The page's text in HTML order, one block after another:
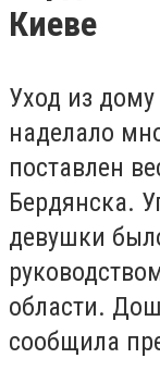
Киеве
Уход из
наделало
поставлен
Бердянска.
девушки
области.
сообщила